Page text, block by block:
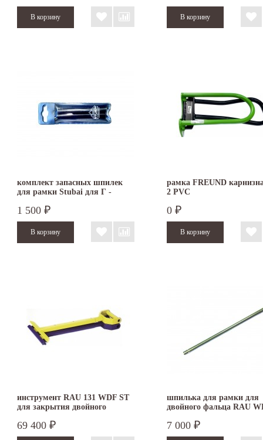
комплект запасных шпилек
для рамки Stubai для Г -
1 500 ₽
рамка FREUND
2 PVC
0 ₽
инструмент RAU 131 WDF ST
для закрытия двойного
69 400 ₽
шпилька для рамки для
двойного фальца RAU
7 000 ₽